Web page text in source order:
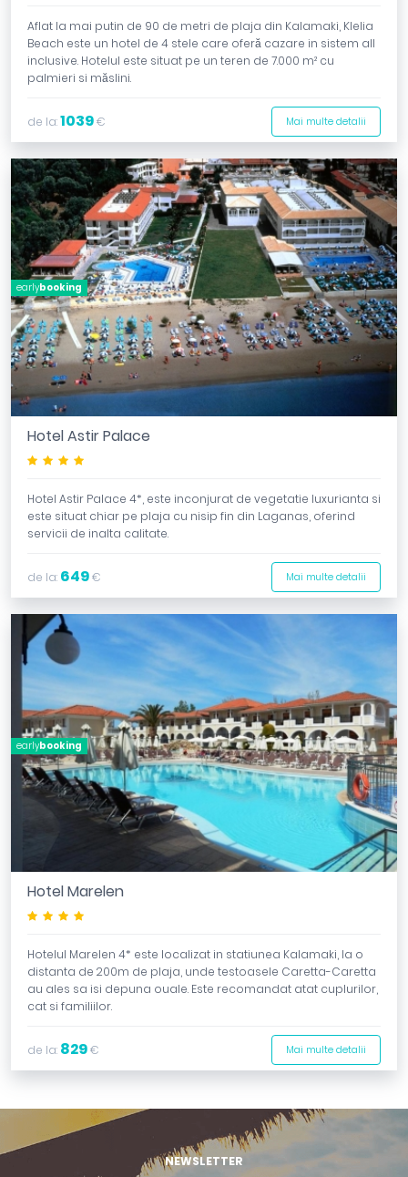
Aflat la mai putin de 90 de metri de plaja din Kalamaki, Klelia
Beach este un hotel de 4 stele care oferă cazare in sistem all
inclusive. Hotelul este situat pe un teren de 7.000 m² cu
palmieri si măslini.
de la:1039€ Mai multe detalii
Hotel Astir Palace
earlybooking
Hotel Astir Palace 4*, este inconjurat de vegetatie luxurianta si
este situat chiar pe plaja cu nisip fin din Laganas, oferind
servicii de inalta calitate.
de la: 649€ Mai multe detalii
Hotel Marelen
earlybooking
Hotelul Marelen 4* este localizat in statiunea Kalamaki, la o
distanta de 200m de plaja, unde testoasele Caretta-Caretta
au ales sa isi depuna ouale. Este recomandat atat cuplurilor,
cat si familiilor.
de la: 829€ Mai multe detalii
NEWSLETTER